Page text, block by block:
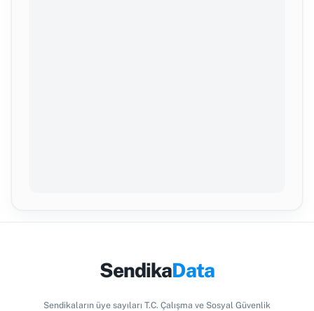
SendikaData
Sendikaların üye sayıları T.C. Çalışma ve Sosyal Güvenlik